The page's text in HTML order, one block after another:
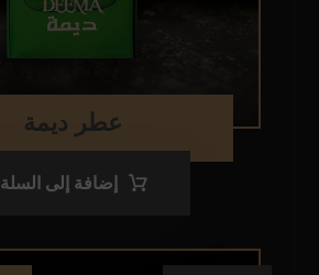
عطر ديمة
إضافة إلى السلة